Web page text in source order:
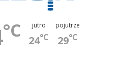
°C jutro
24°C
pojutrze
29°C